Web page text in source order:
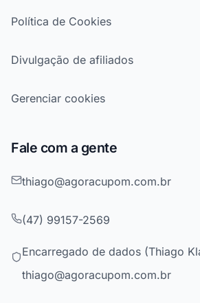
Política de Cookies
Divulgação de afiliados
Gerenciar cookies
Fale com a gente
thiago@agoracupom.com.br
(47) 99157-2569
Encarregado de dados (Thiago
thiago@agoracupom.com.br